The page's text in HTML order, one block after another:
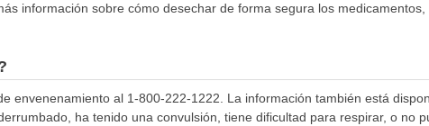
información sobre cómo desechar de forma segura los medicamentos,
envenenamiento al 1-800-222-1222. La información también está
ha tenido una convulsión, tiene dificultad para respirar, o no